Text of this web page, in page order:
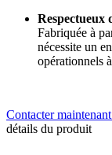
Respectueux
Fabriquée à
nécessite un
opérationnels
Contacter maintenant
détails du produit